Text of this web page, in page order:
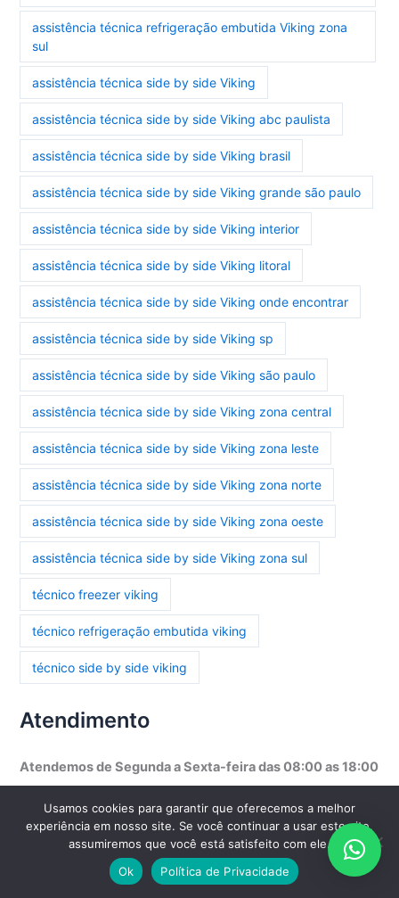
assistência técnica refrigeração embutida Viking zona
sul
assistência técnica side by side Viking
assistência técnica side by side Viking abc paulista
assistência técnica side by side Viking brasil
assistência técnica side by side Viking grande são paulo
assistência técnica side by side Viking interior
assistência técnica side by side Viking litoral
assistência técnica side by side Viking onde encontrar
assistência técnica side by side Viking sp
assistência técnica side by side Viking são paulo
assistência técnica side by side Viking zona central
assistência técnica side by side Viking zona leste
assistência técnica side by side Viking zona norte
assistência técnica side by side Viking zona oeste
assistência técnica side by side Viking zona sul
técnico freezer viking
técnico refrigeração embutida viking
técnico side by side viking
Atendimento
Atendemos de Segunda a Sexta-feira das 08:00 as 18:00
AtendemosResidências,Comércios,Restaurantes,
IndustriaseEmpresasem todo oBrasil, com
agendamento prévio.
Usamos cookies para garantir que oferecemos a melhor
experiência em nosso site. Se você continuar a usar este site,
assumiremos que você está satisfeito com ele.
Ok
Política de Privacidade